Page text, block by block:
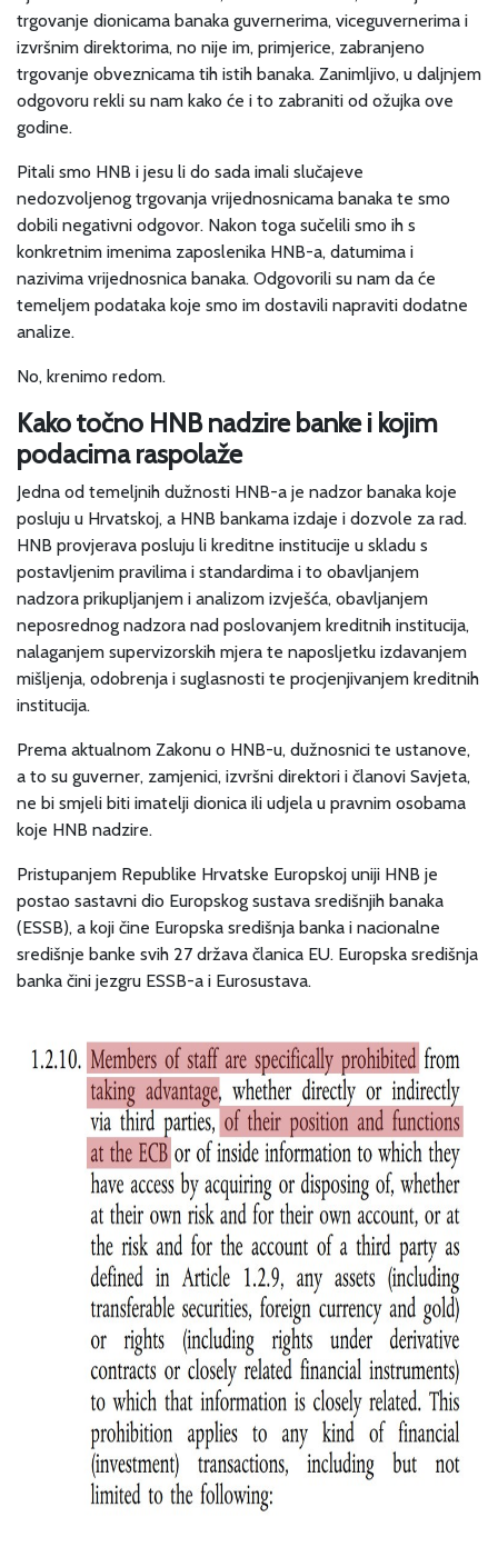
trgovanje dionicama banaka guvernerima, viceguvernerima i
izvršnim direktorima, no nije im, primjerice, zabranjeno
trgovanje obveznicama tih istih banaka. Zanimljivo, u daljnjem
odgovoru rekli su nam kako će i to zabraniti od ožujka ove
godine.
Pitali smo HNB i jesu li do sada imali slučajeve
nedozvoljenog trgovanja vrijednosnicama banaka te smo
dobili negativni odgovor. Nakon toga sučelili smo ih s
konkretnim imenima zaposlenika HNB-a, datumima i
nazivima vrijednosnica banaka. Odgovorili su nam da će
temeljem podataka koje smo im dostavili napraviti dodatne
analize.
No, krenimo redom.
Kako točno HNB nadzire banke i kojim
podacima raspolaže
Jedna od temeljnih dužnosti HNB-a je nadzor banaka koje
posluju u Hrvatskoj, a HNB bankama izdaje i dozvole za rad.
HNB provjerava posluju li kreditne institucije u skladu s
postavljenim pravilima i standardima i to obavljanjem
nadzora prikupljanjem i analizom izvješća, obavljanjem
neposrednog nadzora nad poslovanjem kreditnih institucija,
nalaganjem supervizorskih mjera te naposljetku izdavanjem
mišljenja, odobrenja i suglasnosti te procjenjivanjem kreditnih
institucija.
Prema aktualnom Zakonu o HNB-u, dužnosnici te ustanove,
a to su guverner, zamjenici, izvršni direktori i članovi Savjeta,
ne bi smjeli biti imatelji dionica ili udjela u pravnim osobama
koje HNB nadzire.
Pristupanjem Republike Hrvatske Europskoj uniji HNB je
postao sastavni dio Europskog sustava središnjih banaka
(ESSB), a koji čine Europska središnja banka i nacionalne
središnje banke svih 27 država članica EU. Europska središnja
banka čini jezgru ESSB-a i Eurosustava.